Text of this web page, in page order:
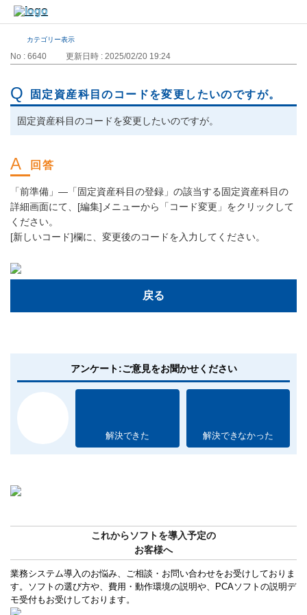
カテゴリー表示
No : 6640 更新日時 : 2025/02/20 19:24
固定資産科目のコードを変更したいのですが。
固定資産科目のコードを変更したいのですが。
「前準備」―「固定資産科目の登録」の該当する固定資産科目の
詳細画面にて、[編集]メニューから「コード変更」をクリックして
ください。
[新しいコード]欄に、変更後のコードを入力してください。
戻る
アンケート:ご意見をお聞かせください
解決できた 解決できなかった
これからソフトを導入予定の
お客様へ
業務システム導入のお悩み、ご相談・お問い合わせをお受けしておりま
す。ソフトの選び方や、費用・動作環境の説明や、PCAソフトの説明デ
モ受付もお受けしております。